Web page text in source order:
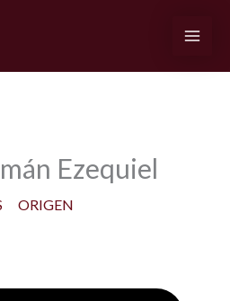
Ezequiel
ORIGEN